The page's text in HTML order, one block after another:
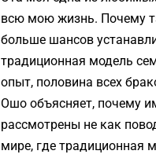
всю мою жизнь. Почему
больше шансов
традиционная модель
опыт, половина всех
Ошо объясняет, почему
рассмотрены не как
мире, где традиционная